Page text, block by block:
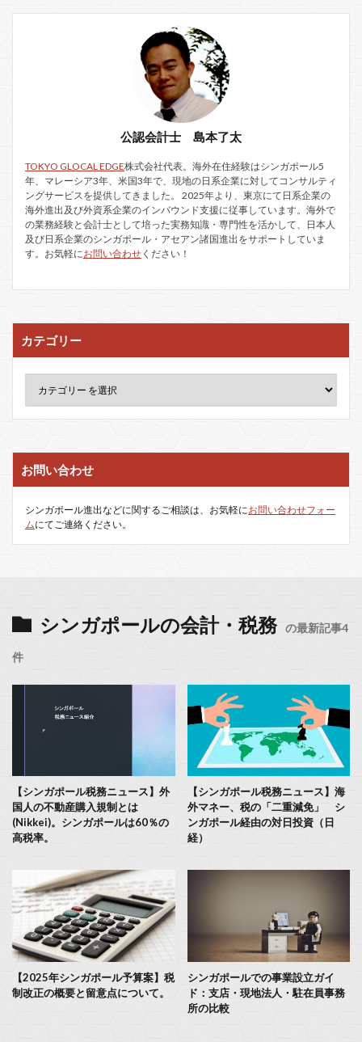
公認会計士 島本了太
TOKYO GLOCAL EDGE株式会社代表。海外在住経験はシンガポール5
年、マレーシア3年、米国3年で、現地の日系企業に対してコンサルティ
ングサービスを提供してきました。 2025年より、東京にて日系企業の
海外進出及び外資系企業のインバウンド支援に従事しています。海外で
の業務経験と会計士として培った実務知識・専門性を活かして、日本人
及び日系企業のシンガポール・アセアン諸国進出をサポートしていま
す。お気軽にお問い合わせ ください！
カテゴリー
お問い合わせ
シンガポール進出などに関するご相談は、お気軽にお問い合わせフォー
ムにてご連絡ください。
シンガポールの会計・税務 の最新記事4
件
【シンガポール税務ニュース】外
国人の不動産購入規制とは
(Nikkei)。シンガポールは60％の
高税率。
【シンガポール税務ニュース】海
外マネー、税の「二重減免」 シ
ンガポール経由の対日投資（日
経）
【2025年シンガポール予算案】税
制改正の概要と留意点について。
シンガポールでの事業設立ガイ
ド：支店・現地法人・駐在員事務
所の比較